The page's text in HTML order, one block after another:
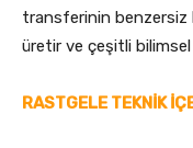
transferinin benzersiz
üretir ve çeşitli bilimsel
RASTGELE TEKNİK